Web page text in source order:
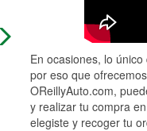
I had an amazing
O’Reilly’s in Foxboro! My
specifically want to
and Aiv...Read More
En ocasiones, lo
por eso que
OReillyAuto.com,
y realizar tu compra
elegiste y recoger tu